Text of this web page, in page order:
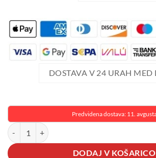
DOSTAVA V 24 URAH MED
Predvidena dostava: 11.
3v1 hitri brezžični polnilnik za ure telefone in
DODAJ V KOŠARICO